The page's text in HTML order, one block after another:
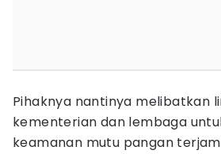
Pihaknya nantinya melibatkan
kementerian dan lembaga
keamanan mutu pangan